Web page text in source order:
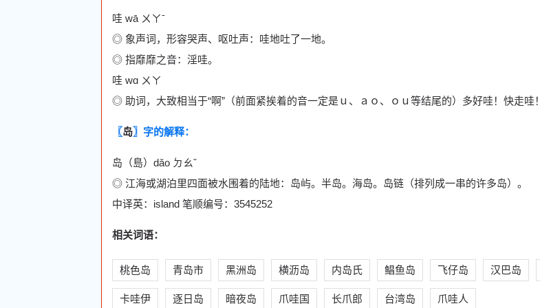
哇 wā ㄨㄚˉ
◎ 象声词，形容哭声、呕吐声：哇地吐了一地。
◎ 指靡靡之音：淫哇。
哇 wɑ ㄨㄚ
◎ 助词，大致相当于“啊”（前面紧挨着的音一定是ｕ、ａｏ、ｏｕ等结尾的）多好哇！快走哇！
〖岛〗字的解释：
岛（島）dǎo ㄉㄠˇ
◎ 江海或湖泊里四面被水围着的陆地：岛屿。半岛。海岛。岛链（排列成一串的许多岛）。
中译英：island 笔顺编号：3545252
相关词语：
桃色岛 青岛市 黑洲岛 横沥岛 内岛氏 鲳鱼岛 飞仔岛 汉巴岛
卡哇伊 逐日岛 暗夜岛 爪哇国 长爪郎 台湾岛 爪哇人